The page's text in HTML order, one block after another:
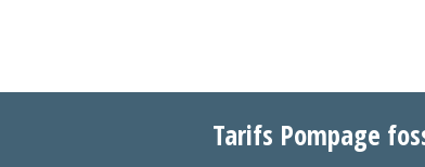
Tarifs Pompage